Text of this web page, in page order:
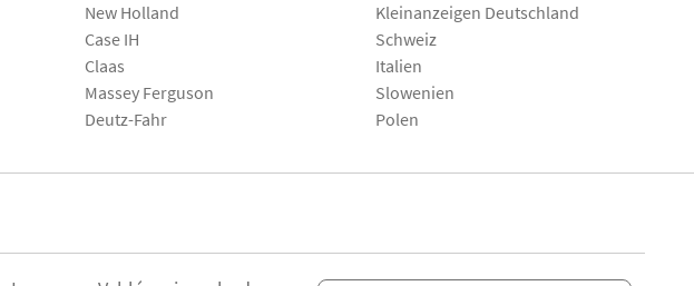
New Holland
Case IH
Claas
Massey Ferguson
Deutz-Fahr
Kleinanzeigen Deutschland
Schweiz
Italien
Slowenien
Polen